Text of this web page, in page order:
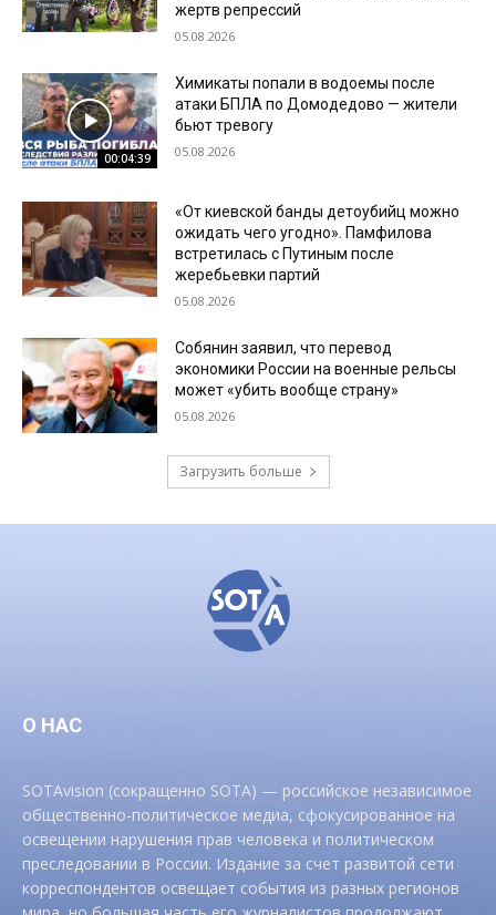
жертв репрессий
05.08.2026
00:04:39
Химикаты попали в водоемы после
атаки БПЛА по Домодедово — жители
бьют тревогу
05.08.2026
«От киевской банды детоубийц можно
ожидать чего угодно». Памфилова
встретилась с Путиным после
жеребьевки партий
05.08.2026
Собянин заявил, что перевод
экономики России на военные рельсы
может «убить вообще страну»
05.08.2026
Загрузить больше
О НАС
SOTAvision (сокращенно SOTA) — российское независимое
общественно-политическое медиа, сфокусированное на
освещении нарушения прав человека и политическом
преследовании в России. Издание за счет развитой сети
корреспондентов освещает события из разных регионов